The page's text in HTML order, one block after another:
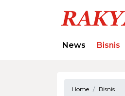
News Bisnis
Home Bisnis